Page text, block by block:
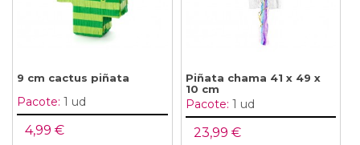
9 cm cactus piñata
Pacote: 1 ud
4,99 €
Piñata chama 41 x 49 x
10 cm
Pacote: 1 ud
23,99 €